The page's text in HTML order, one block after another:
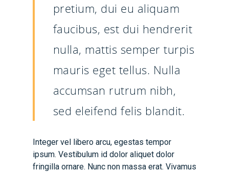
pretium, dui eu aliquam
faucibus, est dui hendrerit
nulla, mattis semper turpis
mauris eget tellus. Nulla
accumsan rutrum nibh,
sed eleifend felis blandit.
Integer vel libero arcu, egestas tempor
ipsum. Vestibulum id dolor aliquet dolor
fringilla ornare. Nunc non massa erat. Vivamus